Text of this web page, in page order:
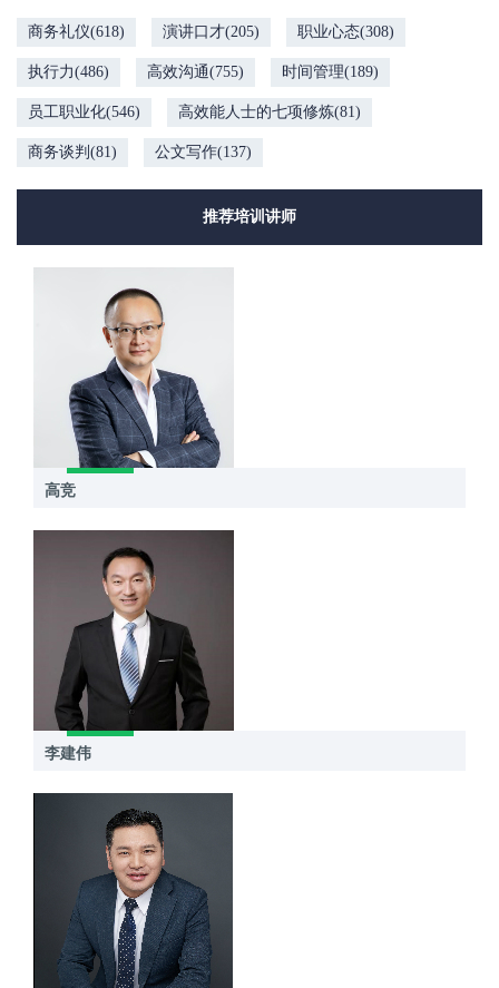
商务礼仪(618) 演讲口才(205) 职业心态(308)
执行力(486) 高效沟通(755) 时间管理(189)
员工职业化(546) 高效能人士的七项修炼(81)
商务谈判(81) 公文写作(137)
推荐培训讲师
高竞
李建伟